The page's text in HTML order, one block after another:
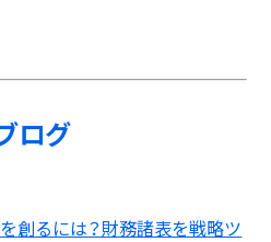
ログ
創るには？財務諸表を戦略ツ